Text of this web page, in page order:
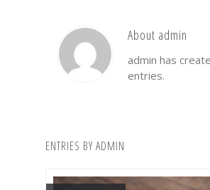
About admin
admin has
entries.
ENTRIES BY ADMIN